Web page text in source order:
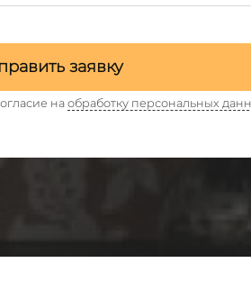
заявку
на обработку персональных